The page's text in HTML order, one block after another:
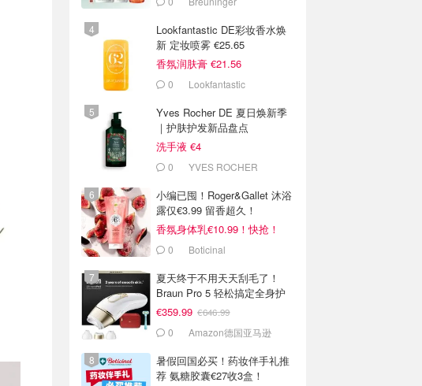
Lookfantastic DE彩妆香水焕
新 定妆喷雾 €25.65
香氛润肤膏 €21.56
0 Lookfantastic
Yves Rocher DE 夏日焕新季
｜护肤护发新品盘点
洗手液 €4
0 YVES ROCHER
小编已囤！Roger&Gallet 沐浴
露仅€3.99 留香超久！
香氛身体乳€10.99！快抢！
0 Boticinal
夏天终于不用天天刮毛了！
Braun Pro 5 轻松搞定全身护
理
€359.99 €646.99
0 Amazon德国亚马逊
暑假回国必买！药妆伴手礼推
荐 氨糖胶囊€27收3盒！